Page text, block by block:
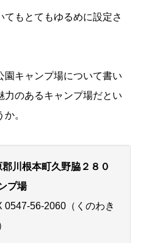
てもとてもゆるめに設定さ
園キャンプ場について書い
力のあるキャンプ場だとい
。
川根本町久野脇２８０
プ場
0547-56-2060（くのわき